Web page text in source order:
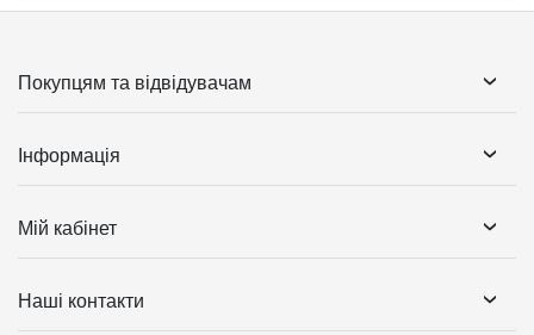
Покупцям та відвідувачам
Інформація
Мій кабінет
Наші контакти